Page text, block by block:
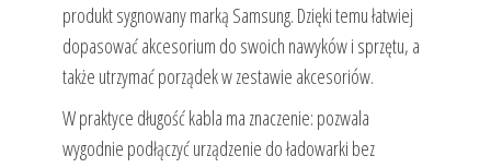
produkt sygnowany marką Samsung. Dzięki temu łatwiej
dopasować akcesorium do swoich nawyków i sprzętu, a
także utrzymać porządek w zestawie akcesoriów.
W praktyce długość kabla ma znaczenie: pozwala
wygodnie podłączyć urządzenie do ładowarki bez